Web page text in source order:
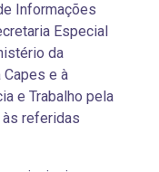
Informações
Especial
da
Capes e à
e Trabalho pela
referidas